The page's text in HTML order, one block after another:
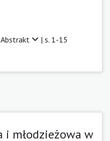
Abstrakt | s. 1-15
młodzieżowa w